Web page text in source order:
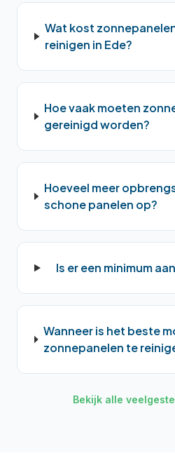
Wat kost
reinigen in Ede?
Hoe vaak moeten
gereinigd worden?
Hoeveel meer
schone panelen op?
Is er een minimum
Wanneer is het beste
zonnepanelen te
Bekijk alle